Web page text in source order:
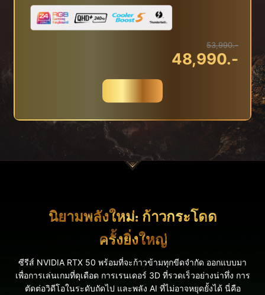
53,990.-
48,990.-
นิยามพลังใหม่: ก้าวกระโดด
ครั้งยิ่งใหญ่
ซีรีส์ NVIDIA RTX 50 พร้อมที่จะก้าวข้ามทุกขีดจำกัด ออกแบบมา
เพื่อการเล่นเกมที่ดุเดือด การเรนเดอร์ 3D ที่รวดเร็วอย่างน่าทึ่ง การ
ตัดต่อวิดีโอในระดับถัดไป และพลัง AI ที่ไม่อาจหยุดยั้งได้ นี่คือ